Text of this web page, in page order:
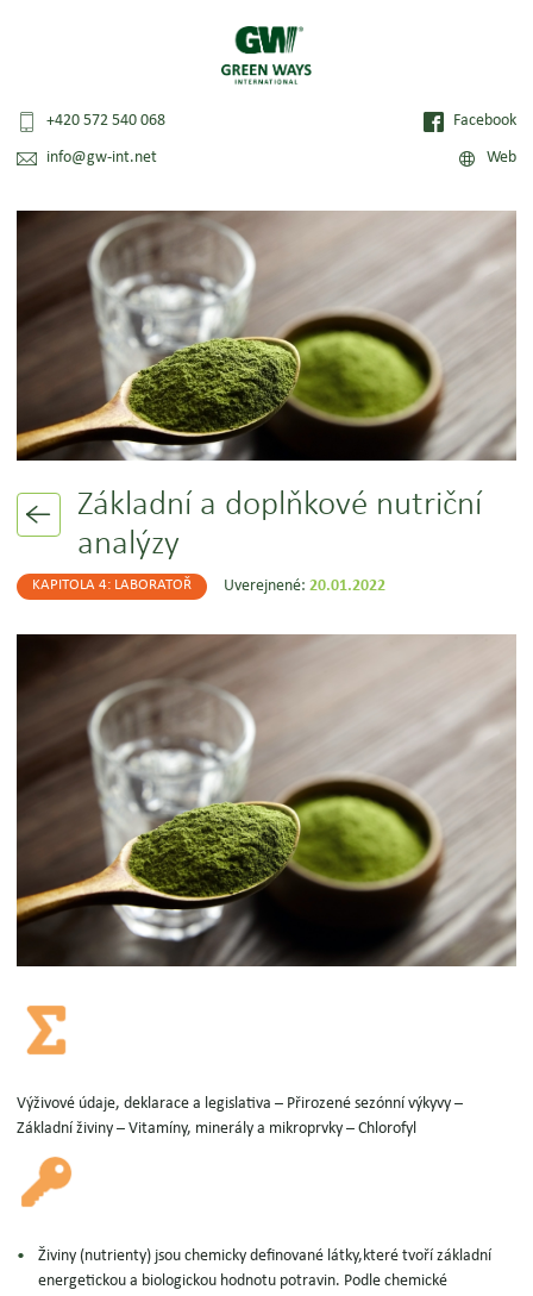
+420 572 540 068
info@gw-int.net
Facebook
Web
Základní a doplňkové nutriční
analýzy
KAPITOLA 4: LABORATOŘ Uverejnené: 20.01.2022
Výživové údaje, deklarace a legislativa – Přirozené sezónní výkyvy –
Základní živiny – Vitamíny, minerály a mikroprvky – Chlorofyl
Živiny (nutrienty) jsou chemicky definované látky, které tvoří základní
energetickou a biologickou hodnotu potravin. Podle chemické